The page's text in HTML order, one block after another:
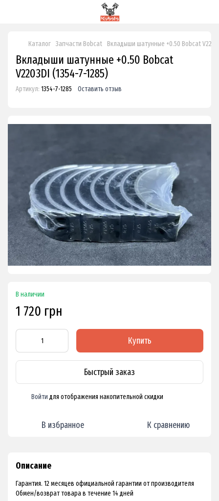
Каталог Запчасти Bobcat Вкладыши шатунные +0.50 Bobcat
Вкладыши шатунные +0.50 Bobcat
V2203DI (1354-7-1285)
Артикул: 1354-7-1285 Оставить отзыв
В наличии
1 720 грн
Купить
Быстрый заказ
Войти для отображения накопительной скидки
В избранное К сравнению
Описание
Гарантия. 12 месяцев официальной гарантии от производителя
Обмен/возврат товара в течение 14 дней